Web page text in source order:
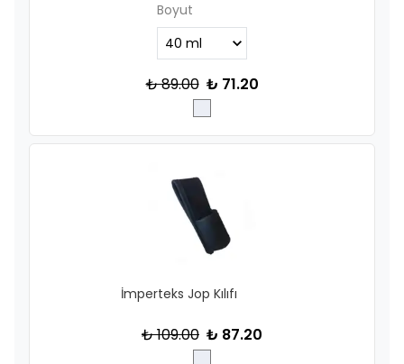
Boyut
₺ 89.00 ₺ 71.20
İmperteks Jop Kılıfı
₺ 109.00 ₺ 87.20